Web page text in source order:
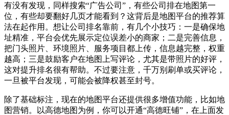
有没有发现，同样搜索“广告公司”，有些公司排在地图第一
位，有些却要翻好几页才能看到？这背后是地图平台的推荐算
法在起作用。想让公司排名靠前，有几个小技巧：一是确保地
址精准，平台会优先展示定位误差小的商家；二是完善信息，
把门头照片、环境照片、服务项目都上传，信息越完整，权重
越高；三是鼓励客户在地图上写评论，尤其是带照片的好评，
这对提升排名很有帮助。不过要注意，千万别刷单或买评论，
一旦被平台发现，可能会被降权甚至封号。
除了基础标注，现在的地图平台还提供很多增值功能，比如地
图营销。以高德地图为例，你可以开通“高德旺铺”，在上面发